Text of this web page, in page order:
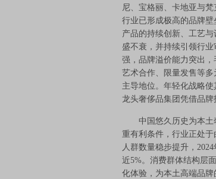
尼、宝格丽、卡地亚与
行业已形成极高的品牌壁
产品的持续创新、工艺
盛不衰，并持续引领行业
强，品牌溢价能力突出，
艺术合作、限量发售等多
主导地位。年轻化战略
龙头奢侈品集团凭借品
中国悠久历史为本土奢
重有利条件，行业正处于
人群数量稳步提升，
近5%。消费群体结构层
化体验，为本土高端品